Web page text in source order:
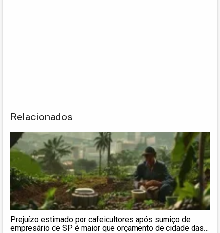
Relacionados
Prejuízo estimado por cafeicultores após sumiço de
empresário de SP é maior que orçamento de cidade das